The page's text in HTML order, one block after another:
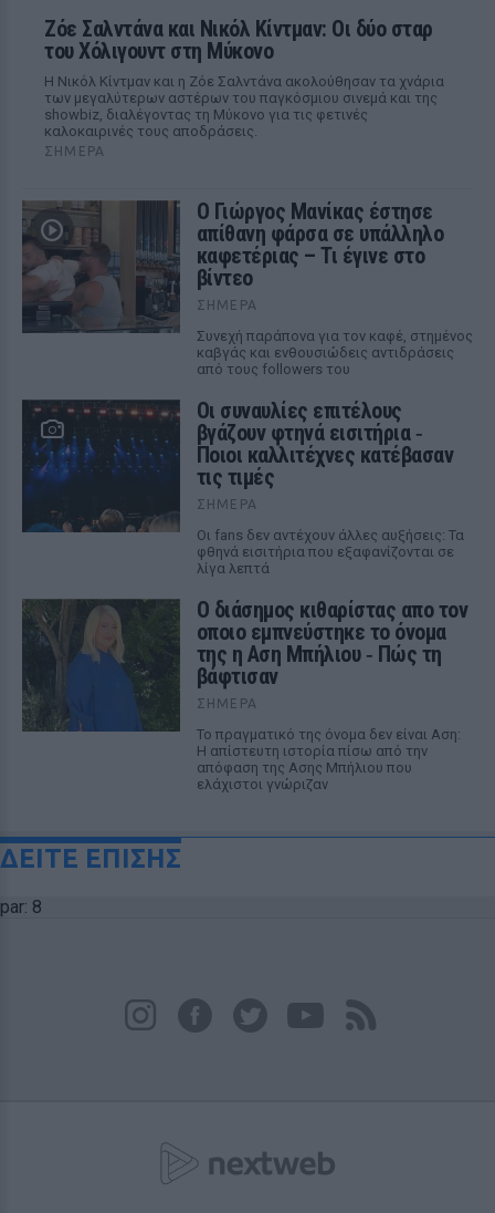
Ζόε Σαλντάνα και Νικόλ Κίντμαν: Οι δύο σταρ
του Χόλιγουντ στη Μύκονο
Η Νικόλ Κίντμαν και η Ζόε Σαλντάνα ακολούθησαν τα χνάρια
των μεγαλύτερων αστέρων του παγκόσμιου σινεμά και της
showbiz, διαλέγοντας τη Μύκονο για τις φετινές
καλοκαιρινές τους αποδράσεις.
ΣΉΜΕΡΑ
Ο Γιώργος Μανίκας έστησε
απίθανη φάρσα σε υπάλληλο
καφετέριας – Τι έγινε στο
βίντεο
ΣΉΜΕΡΑ
Συνεχή παράπονα για τον καφέ, στημένος
καβγάς και ενθουσιώδεις αντιδράσεις
από τους followers του
Οι συναυλίες επιτέλους
βγάζουν φτηνά εισιτήρια ‑
Ποιοι καλλιτέχνες κατέβασαν
τις τιμές
ΣΉΜΕΡΑ
Οι fans δεν αντέχουν άλλες αυξήσεις: Τα
φθηνά εισιτήρια που εξαφανίζονται σε
λίγα λεπτά
Ο διάσημος κιθαρίστας απο τον
οποιο εμπνεύστηκε το όνομα
της η Αση Μπήλιου ‑ Πώς τη
βάφτισαν
ΣΉΜΕΡΑ
Το πραγματικό της όνομα δεν είναι Αση:
Η απίστευτη ιστορία πίσω από την
απόφαση της Ασης Μπήλιου που
ελάχιστοι γνώριζαν
ΔΕΙΤΕ ΕΠΙΣΗΣ
par: 8